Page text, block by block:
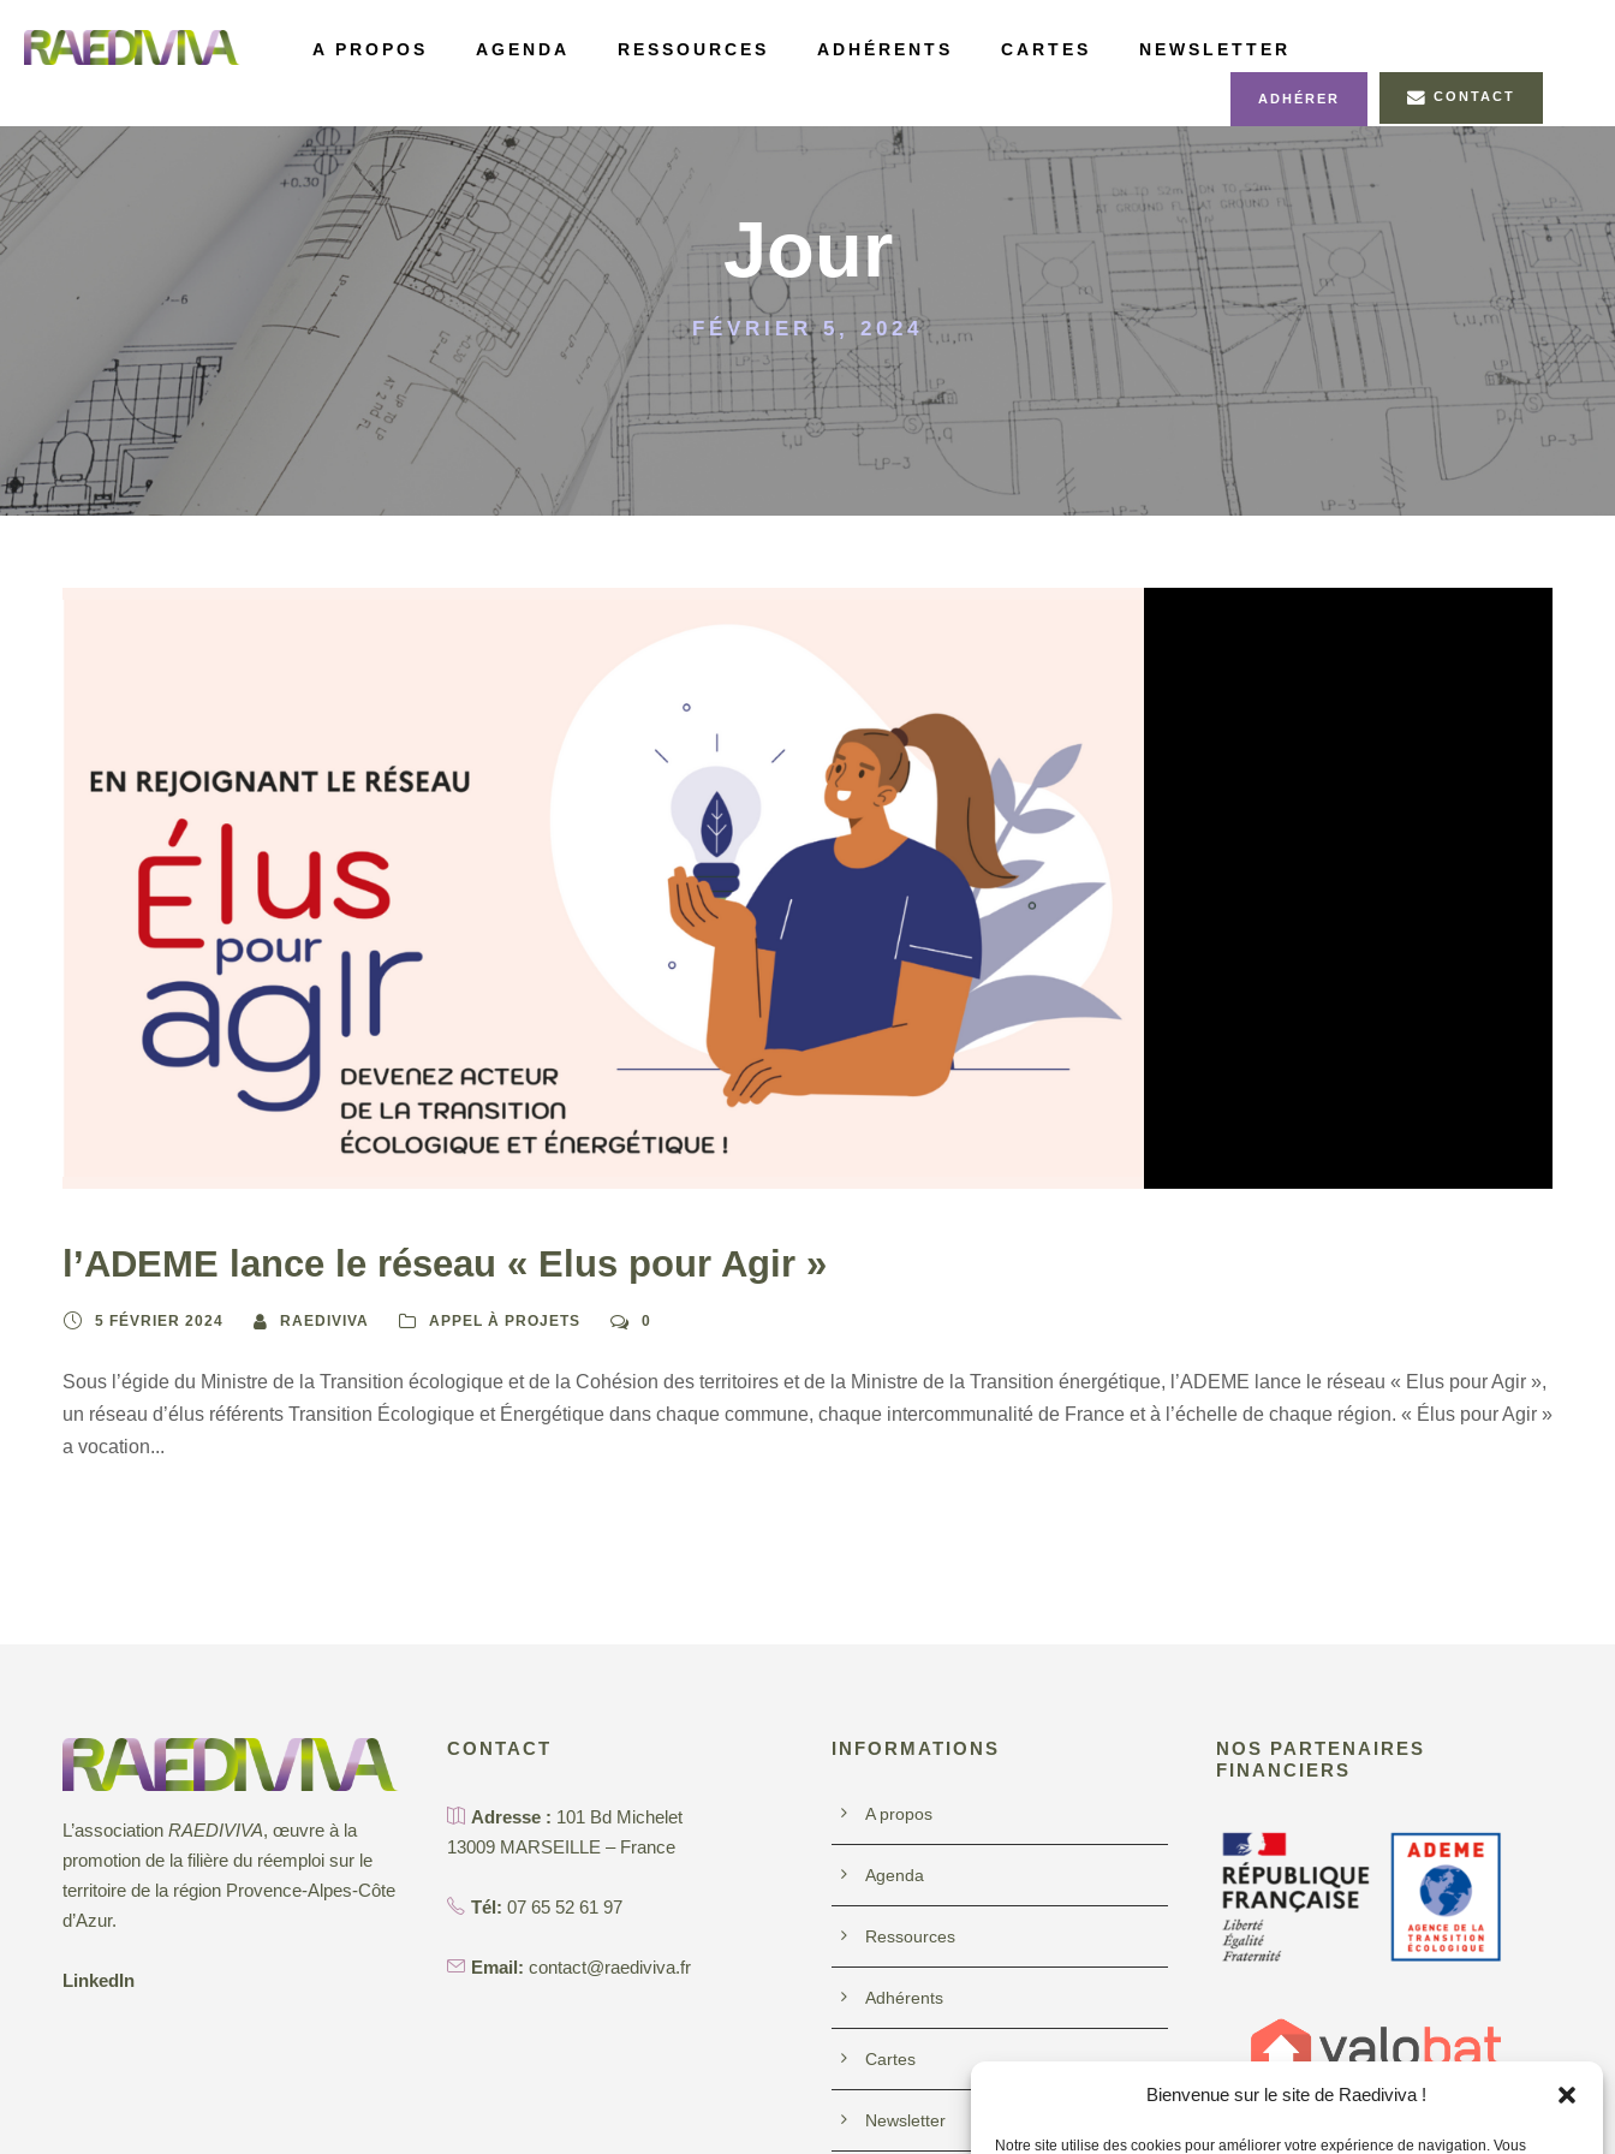
Bienvenue sur le site de Raediviva !
Notre site utilise des cookies pour améliorer votre expérience de navigation. Vous
A PROPOS AGENDA RESSOURCES ADHÉRENTS CARTES NEWSLETTER
ADHÉRER CONTACT
Jour
FÉVRIER 5, 2024
l’ADEME lance le réseau « Elus pour Agir »
5 FÉVRIER 2024 RAEDIVIVA APPEL À PROJETS 0
Sous l’égide du Ministre de la Transition écologique et de la Cohésion des territoires et de la Ministre de la Transition énergétique, l’ADEME lance le réseau « Elus pour Agir »,
un réseau d’élus référents Transition Écologique et Énergétique dans chaque commune, chaque intercommunalité de France et à l’échelle de chaque région. « Élus pour Agir »
a vocation...
L’association RAEDIVIVA, œuvre à la
promotion de la filière du réemploi sur le
territoire de la région Provence-Alpes-Côte
d’Azur.
LinkedIn
CONTACT
Adresse : 101 Bd Michelet
13009 MARSEILLE – France
Tél: 07 65 52 61 97
Email: contact@raediviva.fr
INFORMATIONS
A propos
Agenda
Ressources
Adhérents
Cartes
Newsletter
NOS PARTENAIRES
FINANCIERS